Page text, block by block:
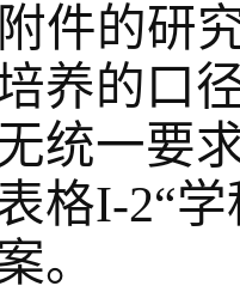
件的研
养的口
统一要
格I-2“学
。